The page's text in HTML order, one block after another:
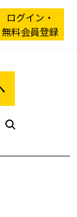
ログイン・
無料会員登録